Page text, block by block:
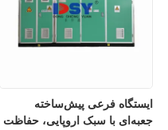
ایستگاه فرعی پیش‌ساخته
جعبه‌ای با سبک اروپایی، حفاظت